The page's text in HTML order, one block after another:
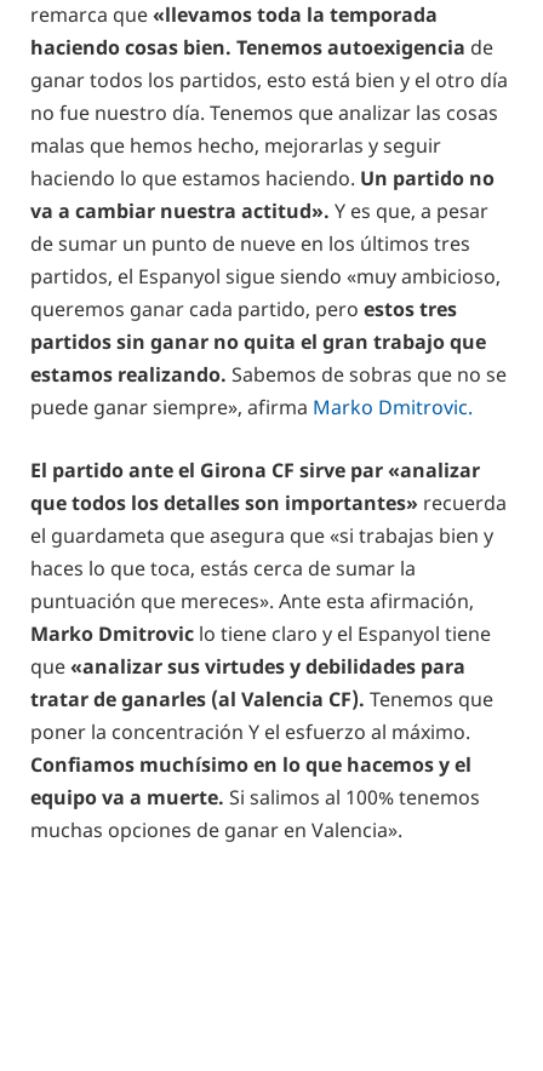
remarca que«llevamos toda la temporada
haciendo cosas bien. Tenemos autoexigencia de
ganar todos los partidos, esto está bien y el otro día
no fue nuestro día. Tenemos que analizar las cosas
malas que hemos hecho, mejorarlas y seguir
haciendo lo que estamos haciendo. Un partido no
va a cambiar nuestra actitud». Y es que, a pesar
de sumar un punto de nueve en los últimos tres
partidos, el Espanyol sigue siendo «muy ambicioso,
queremos ganar cada partido, pero estos tres
partidos sin ganar no quita el gran trabajo que
estamos realizando. Sabemos de sobras que no se
puede ganar siempre», afirma Marko Dmitrovic.
El partido ante el Girona CF sirve par «analizar
que todos los detalles son importantes» recuerda
el guardameta que asegura que «si trabajas bien y
haces lo que toca, estás cerca de sumar la
puntuación que mereces». Ante esta afirmación,
Marko Dmitrovic lo tiene claro y el Espanyol tiene
que«analizar sus virtudes y debilidades para
tratar de ganarles (al Valencia CF). Tenemos que
poner la concentración Y el esfuerzo al máximo.
Confiamos muchísimo en lo que hacemos y el
equipo va a muerte. Si salimos al 100% tenemos
muchas opciones de ganar en Valencia».